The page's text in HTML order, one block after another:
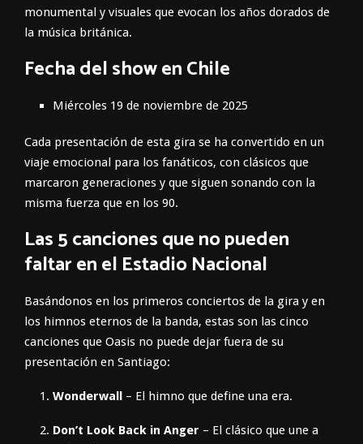
monumental y visuales que evocan los años dorados de
la música británica.
Fecha del show en Chile
Miércoles 19 de noviembre de 2025
Cada presentación de esta gira se ha convertido en un
viaje emocional para los fanáticos, con clásicos que
marcaron generaciones y que siguen sonando con la
misma fuerza que en los 90.
Las 5 canciones que no pueden
faltar en el Estadio Nacional
Basándonos en los primeros conciertos de la gira y en
los himnos eternos de la banda, estas son las cinco
canciones que Oasis no puede dejar fuera de su
presentación en Santiago:
Wonderwall – El himno que define una era.
Don’t Look Back in Anger – El clásico que une a